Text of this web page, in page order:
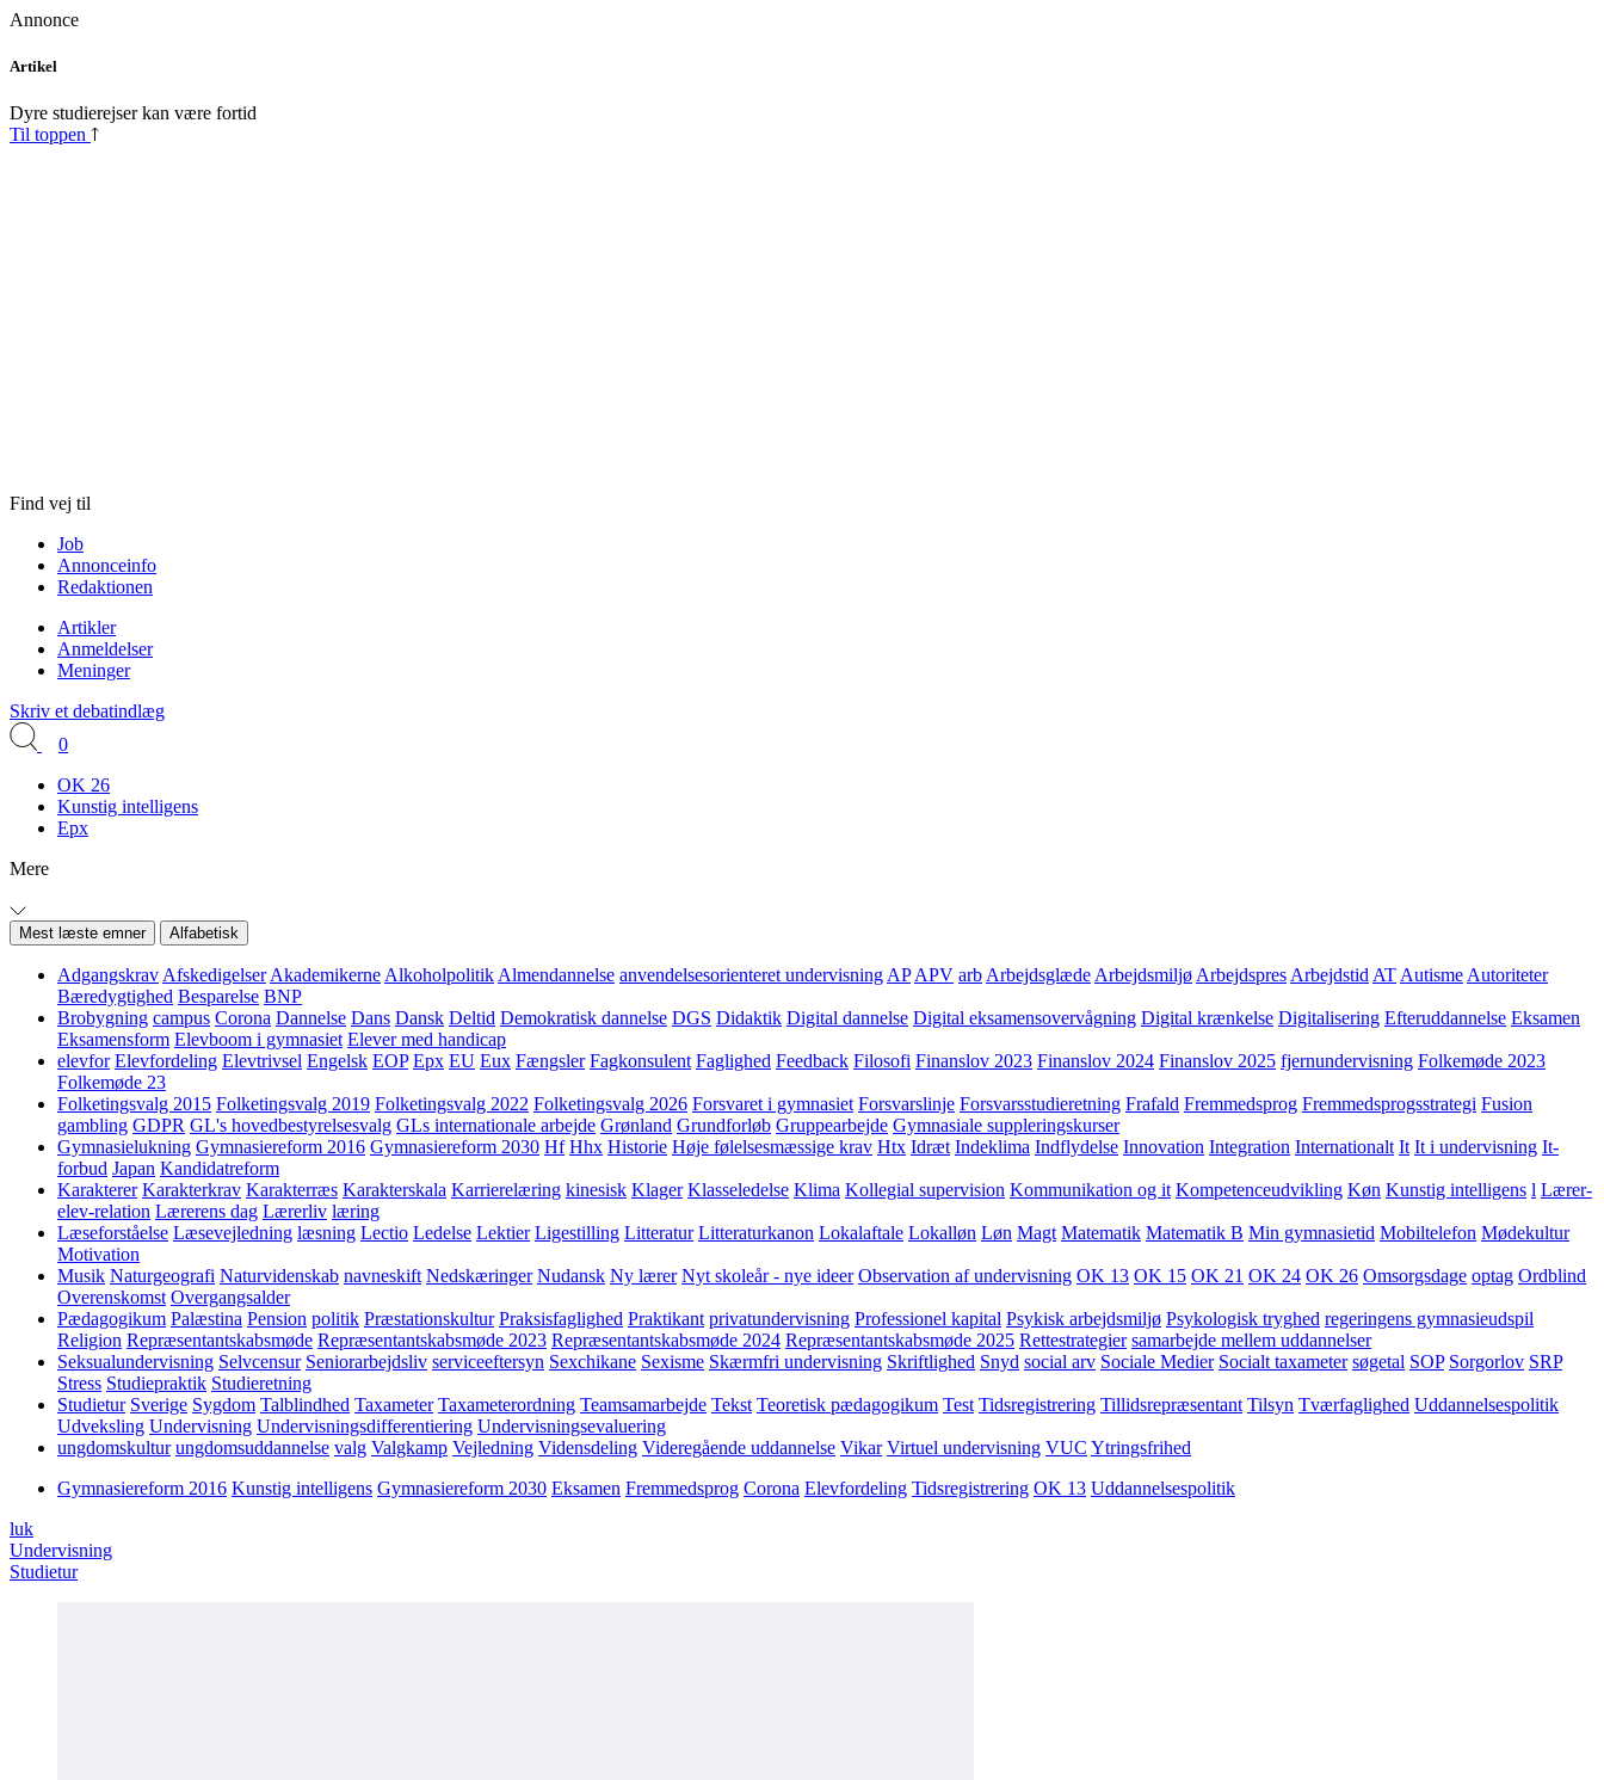
Annonce
Skip
content
Artikel
Dyre studierejser kan være fortid
Til toppen
Find vej til
Job
Annonceinfo
Redaktionen
Artikler
Anmeldelser
Meninger
Skriv et debatindlæg
0
OK 26
Kunstig intelligens
Epx
Mere
Mest læste emner Alfabetisk
Adgangskrav Afskedigelser Akademikerne Alkoholpolitik Almendannelse anvendelsesorienteret undervisning AP APV arb Arbejdsglæde Arbejdsmiljø Arbejdspres Arbejdstid AT Autisme Autoriteter
Bæredygtighed Besparelse BNP
Brobygning campus Corona Dannelse Dans Dansk Deltid Demokratisk dannelse DGS Didaktik Digital dannelse Digital eksamensovervågning Digital krænkelse Digitalisering Efteruddannelse Eksamen
Eksamensform Elevboom i gymnasiet Elever med handicap
elevfor Elevfordeling Elevtrivsel Engelsk EOP Epx EU Eux Fængsler Fagkonsulent Faglighed Feedback Filosofi Finanslov 2023 Finanslov 2024 Finanslov 2025 fjernundervisning Folkemøde 2023
Folkemøde 23
Folketingsvalg 2015 Folketingsvalg 2019 Folketingsvalg 2022 Folketingsvalg 2026 Forsvaret i gymnasiet Forsvarslinje Forsvarsstudieretning Frafald Fremmedsprog Fremmedsprogsstrategi Fusion
gambling GDPR GL's hovedbestyrelsesvalg GLs internationale arbejde Grønland Grundforløb Gruppearbejde Gymnasiale suppleringskurser
Gymnasielukning Gymnasiereform 2016 Gymnasiereform 2030 Hf Hhx Historie Høje følelsesmæssige krav Htx Idræt Indeklima Indflydelse Innovation Integration Internationalt It It i undervisning It-
forbud Japan Kandidatreform
Karakterer Karakterkrav Karakterræs Karakterskala Karrierelæring kinesisk Klager Klasseledelse Klima Kollegial supervision Kommunikation og it Kompetenceudvikling Køn Kunstig intelligens l Lærer-
elev-relation Lærerens dag Lærerliv læring
Læseforståelse Læsevejledning læsning Lectio Ledelse Lektier Ligestilling Litteratur Litteraturkanon Lokalaftale Lokalløn Løn Magt Matematik Matematik B Min gymnasietid Mobiltelefon Mødekultur
Motivation
Musik Naturgeografi Naturvidenskab navneskift Nedskæringer Nudansk Ny lærer Nyt skoleår - nye ideer Observation af undervisning OK 13 OK 15 OK 21 OK 24 OK 26 Omsorgsdage optag Ordblind
Overenskomst Overgangsalder
Pædagogikum Palæstina Pension politik Præstationskultur Praksisfaglighed Praktikant privatundervisning Professionel kapital Psykisk arbejdsmiljø Psykologisk tryghed regeringens gymnasieudspil
Religion Repræsentantskabsmøde Repræsentantskabsmøde 2023 Repræsentantskabsmøde 2024 Repræsentantskabsmøde 2025 Rettestrategier samarbejde mellem uddannelser
Seksualundervisning Selvcensur Seniorarbejdsliv serviceeftersyn Sexchikane Sexisme Skærmfri undervisning Skriftlighed Snyd social arv Sociale Medier Socialt taxameter søgetal SOP Sorgorlov SRP
Stress Studiepraktik Studieretning
Studietur Sverige Sygdom Talblindhed Taxameter Taxameterordning Teamsamarbejde Tekst Teoretisk pædagogikum Test Tidsregistrering Tillidsrepræsentant Tilsyn Tværfaglighed Uddannelsespolitik
Udveksling Undervisning Undervisningsdifferentiering Undervisningsevaluering
ungdomskultur ungdomsuddannelse valg Valgkamp Vejledning Vidensdeling Videregående uddannelse Vikar Virtuel undervisning VUC Ytringsfrihed
Gymnasiereform 2016 Kunstig intelligens Gymnasiereform 2030 Eksamen Fremmedsprog Corona Elevfordeling Tidsregistrering OK 13 Uddannelsespolitik
luk
Undervisning
Studietur